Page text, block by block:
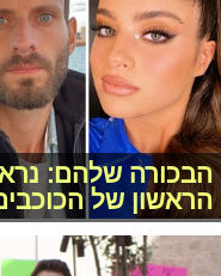
הבכורה שלהם:
הראשון של